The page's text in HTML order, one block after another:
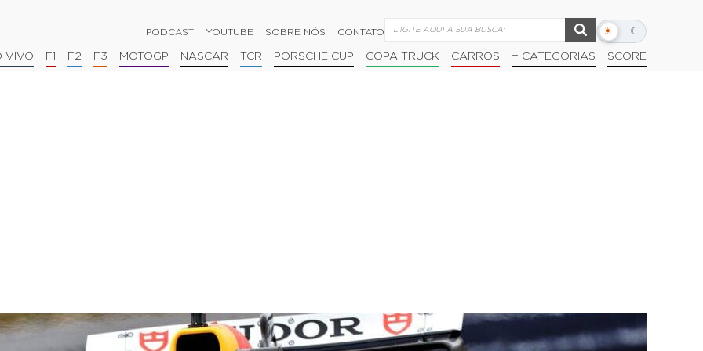
PODCAST YOUTUBE SOBRE NÓS CONTATO ☀ ☾
Alternar
escuro
VIVO F1 F2 F3 MOTOGP NASCAR TCR PORSCHE CUP COPA TRUCK CARROS + CATEGORIAS SCORE